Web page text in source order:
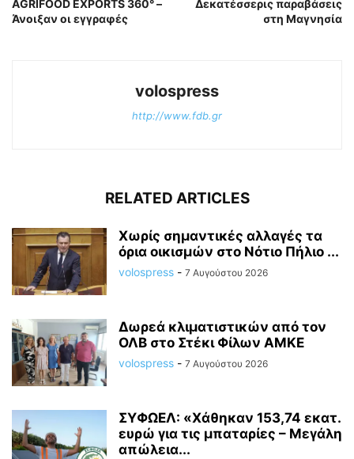
AGRIFOOD EXPORTS 360° –
Άνοιξαν οι εγγραφές
Δεκατέσσερις παραβάσεις
στη Μαγνησία
volospress
http://www.fdb.gr
RELATED ARTICLES
Χωρίς σημαντικές αλλαγές τα
όρια οικισμών στο Νότιο Πήλιο ...
volospress - 7 Αυγούστου 2026
Δωρεά κλιματιστικών από τον
ΟΛΒ στο Στέκι Φίλων ΑΜΚΕ
volospress - 7 Αυγούστου 2026
ΣΥΦΩΕΛ: «Χάθηκαν 153,74 εκατ.
ευρώ για τις μπαταρίες – Μεγάλη
απώλεια...